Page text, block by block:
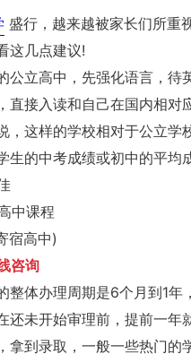
盛行，越来越被家长们所重
这几点建议!
公立高中，先强化语言，
直接入读和自己在国内相
，这样的学校相对于公立学
生的中考成绩或初中的平均
中课程
宿高中)
咨询
整体办理周期是6个月到1年
还未开始审理前，提前一
拿到录取，一般一些热门